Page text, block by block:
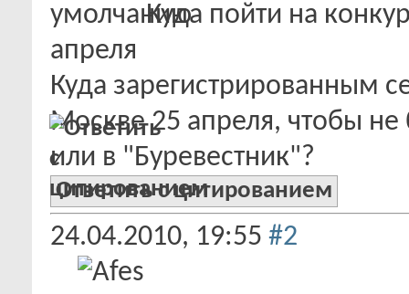
Куда пойти на
апреля
Куда зарегистрированным
Москве 25 апреля, чтобы не
или в "Буревестник"?
Ответить с цитированием
24.04.2010, 19:55 #2